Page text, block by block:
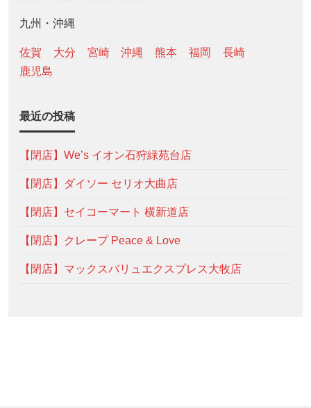
九州・沖縄
佐賀 大分 宮崎 沖縄 熊本 福岡
長崎
鹿児島
最近の投稿
【閉店】We’s イオン石狩緑苑台店
【閉店】ダイソー セリオ大曲店
【閉店】セイコーマート 横新道店
【閉店】クレープ Peace & Love
【閉店】マックスバリュエクスプレス大牧店